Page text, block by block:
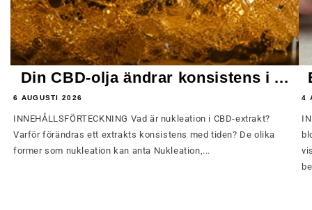
Din CBD-olja ändrar konsistens i ...
6 AUGUSTI 2026
INNEHÅLLSFÖRTECKNING Vad är nukleation i CBD-extrakt?
Varför förändras ett extrakts konsistens med tiden? De olika
former som nukleation kan anta Nukleation,...
4